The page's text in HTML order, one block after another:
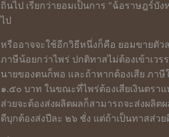
ถิ่นไป เรียกว่ายอมเป็นการ "ฉ้อราษฎร์บั
ไป
หรืออาจจะใช้อีกวิธีหนึ่งก็คือ ยอมขายตัว
ภาษีน้อยกว่าไพร่ ปกติทาสไม่ต้องเข้าเวร
นายของตนก็พอ และถ้าหากต้องเสีย ภาษี
๑.๕๐ บาท ในขณะที่ไพร่ต้องเสียเงินตร
ส่วยจะต้องส่งผลิตผลก็สามารถจะส่งผลิต
ดีบุกต้องส่งปีละ ๒๖ ชั่ง แต่ถ้าเป็นทาสส่วย